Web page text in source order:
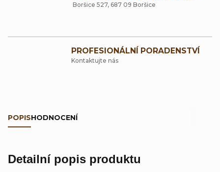
Boršice 527, 687 09 Boršice
PROFESIONÁLNÍ PORADENSTVÍ
Kontaktujte nás
POPISHODNOCENÍ
Detailní popis produktu